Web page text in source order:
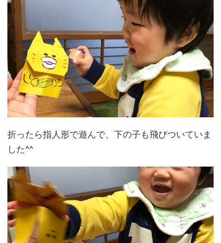
折ったら指人形で遊んで、下の子も飛びついていま
した^^